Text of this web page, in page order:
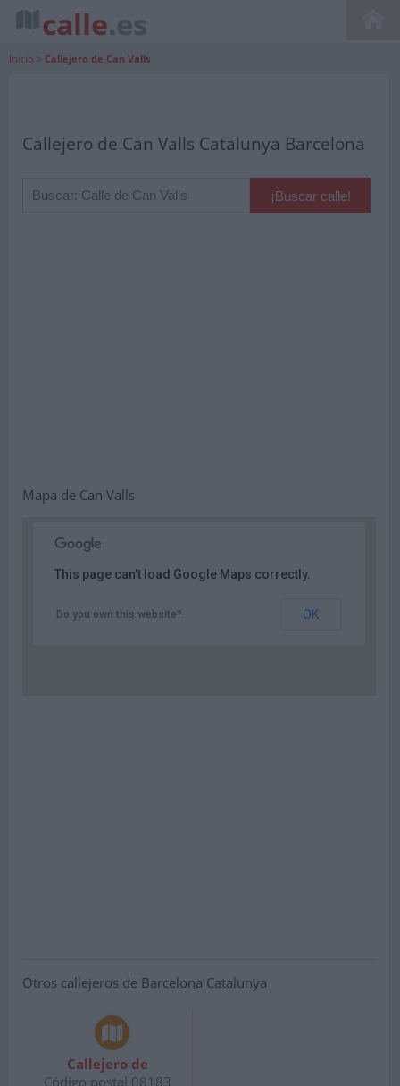
calle.es
Inicio > Callejero de Can Valls
Callejero de Can Valls Catalunya Barcelona
Mapa de Can Valls
This page can't load Google Maps correctly.
Do you own this website? OK
Otros callejeros de Barcelona Catalunya
Callejero de
Código postal 08183